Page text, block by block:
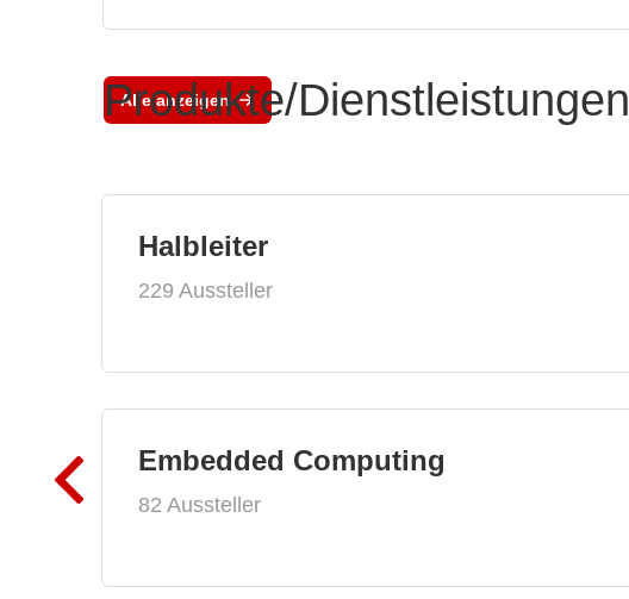
Alle anzeigen
Produkte/Dienstleistungen
Halbleiter
229 Aussteller
Embedded Computing
82 Aussteller